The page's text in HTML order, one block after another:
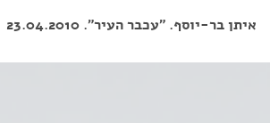
איתן בר-יוסף. "עכבר העיר". 23.04.2010